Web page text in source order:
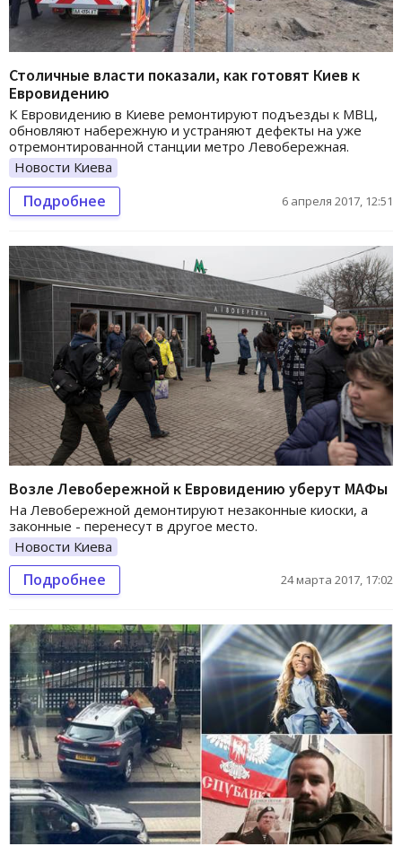
Столичные власти показали, как готовят Киев к
Евровидению
К Евровидению в Киеве ремонтируют подъезды к МВЦ,
обновляют набережную и устраняют дефекты на уже
отремонтированной станции метро Левобережная.
Новости Киева
Подробнее 6 апреля 2017, 12:51
Возле Левобережной к Евровидению уберут МАФы
На Левобережной демонтируют незаконные киоски, а
законные - перенесут в другое место.
Новости Киева
Подробнее 24 марта 2017, 17:02